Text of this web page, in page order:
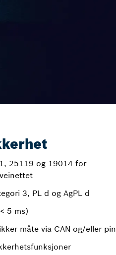
25119 og 19014 for
3, PL d og AgPL d
5 ms)
måte via CAN og/eller pin